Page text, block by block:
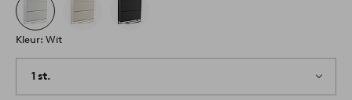
Kleur: Wit
1 st.